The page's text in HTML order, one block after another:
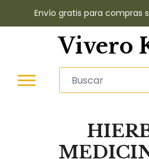
Envío gratis para compras
Vivero